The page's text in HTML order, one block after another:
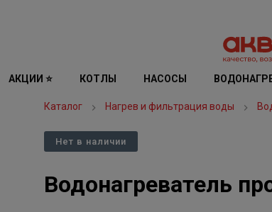
АКЦИИ ⭐ КОТЛЫ НАСОСЫ
Каталог Нагрев и фильтрация воды
Нет в наличии
Водонагреватель